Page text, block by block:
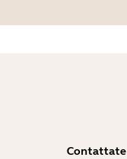
Contattate